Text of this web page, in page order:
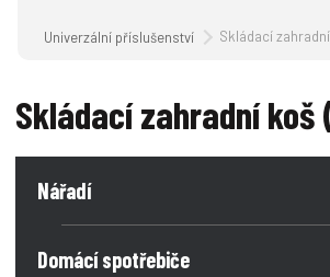
Univerzální příslušenství Skládací
Skládací zahradní koš
Nářadí
Domácí spotřebiče